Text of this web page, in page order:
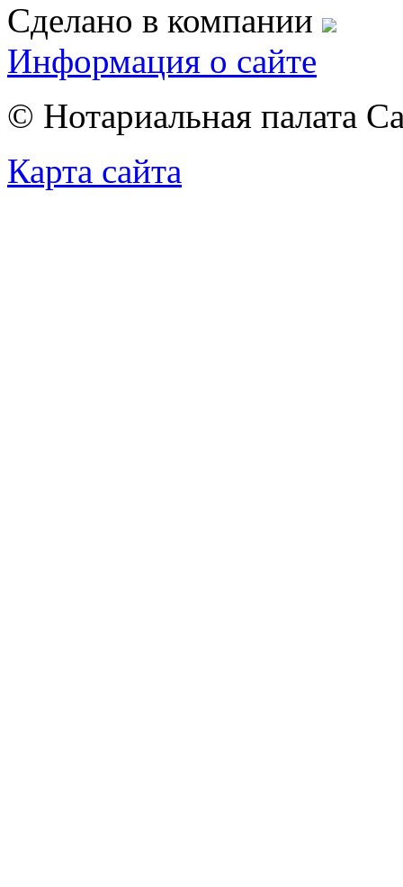
Сделано в компании
Информация о сайте
© Нотариальная палата
Карта сайта